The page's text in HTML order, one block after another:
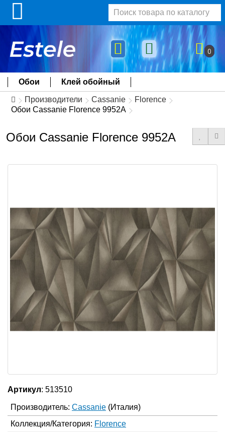
0
Обои Клей обойный
Производители Cassanie
Florence
Обои Cassanie Florence 9952A
Обои Cassanie Florence 9952A
Артикул: 513510
Производитель: Cassanie (Италия)
Коллекция/Категория: Florence